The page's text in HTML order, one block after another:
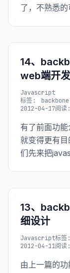
了，不熟悉
14、
web端开发
Javascript
标签:
2012-04-17阅
有了前面功
就变得更有
们先来把
13、
细设计
Javascript标签:
2012-04-11阅
由上一篇的功